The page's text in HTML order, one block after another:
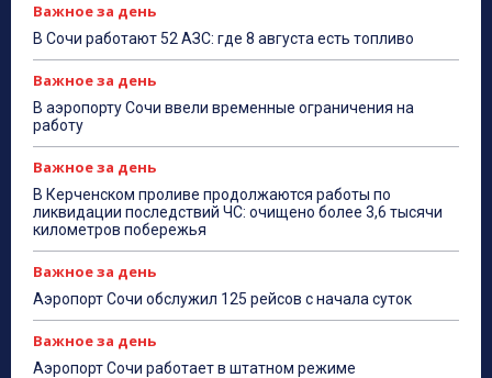
Важное за день
В Сочи работают 52 АЗС: где 8 августа есть топливо
Важное за день
В аэропорту Сочи ввели временные ограничения на
работу
Важное за день
В Керченском проливе продолжаются работы по
ликвидации последствий ЧС: очищено более 3,6 тысячи
километров побережья
Важное за день
Аэропорт Сочи обслужил 125 рейсов с начала суток
Важное за день
Аэропорт Сочи работает в штатном режиме